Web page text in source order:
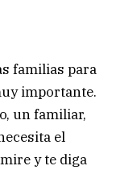
familias para
importante.
un familiar,
el
y te diga